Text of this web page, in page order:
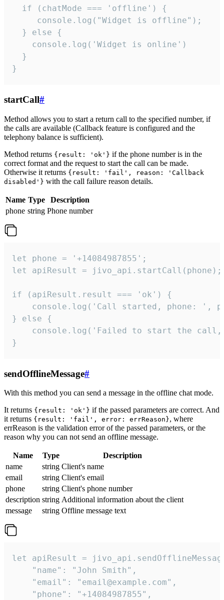
  if (chatMode === 'offline') {
     console.log("Widget is offline");
  } else {
    console.log('Widget is online')
  }
}
startCall#
Method allows you to start a return call to the specified number, if
the calls are available (Callback feature is configured and the
telephony balance is sufficient).
Method returns {result: 'ok'} if the phone number is in the
correct format and the request to start the call can be made.
Otherwise it returns {result: 'fail', reason: 'Callback
disabled'} with the call failure reason details.
Name Type
Description
phone string Phone number
let phone = '+14084987855';
let apiResult = jivo_api.startCall(phone);
if (apiResult.result === 'ok') {
console.log('Call started, phone: ',
} else {
console.log('Failed to start the
}
sendOfflineMessage#
With this method you can send a message in the offline chat mode.
It returns {result: 'ok'} if the passed parameters are correct. And
it returns {result: 'fail', error: errReason}, where
errReason is the validation error of the passed parameters, or the
reason why you can not send an offline message.
Name Type
Description
name
string Client's name
email
string Client's email
phone
string Client's phone number
description string Additional information about the client
message
string Offline message text
let apiResult =
    "name": "John Smith",
    "email": "email@example.com",
    "phone": "+14084987855",